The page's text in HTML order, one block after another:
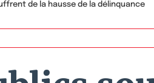
de la hausse de la délinquance